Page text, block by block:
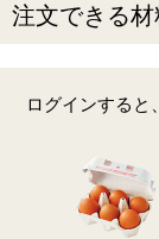
注文できる
ログインすると